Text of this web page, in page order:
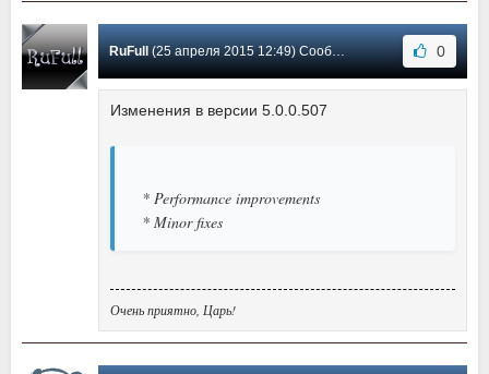
RuFull (25 апреля 2015 12:49) Сообщение #11 0
Изменения в версии 5.0.0.507
* Performance improvements
* Minor fixes
Очень приятно, Царь!